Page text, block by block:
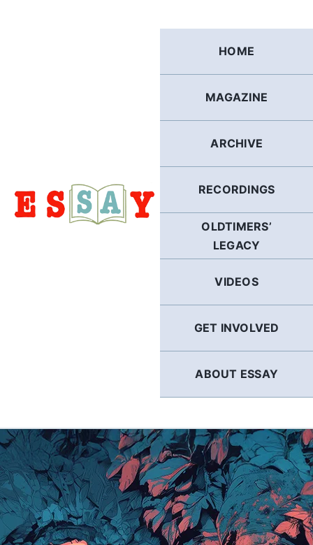
HOME
MAGAZINE
ARCHIVE
RECORDINGS
OLDTIMERS’
LEGACY
VIDEOS
GET INVOLVED
ABOUT ESSAY